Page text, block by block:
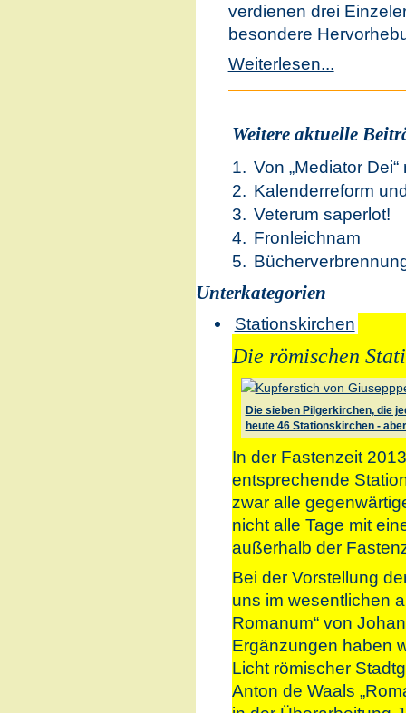
verdienen drei
besondere
Weiterlesen...
Weitere aktuelle
Von „Mediator
Kalenderreform
Veterum saperlot!
Fronleichnam
Unterkategorien
Stationskirchen
Die römischen
Die sieben Pilgerkirchen, die
heute 46 Stationskirchen -
In der Fastenzeit
entsprechende
zwar alle
nicht alle Tage mit
außerhalb der
Bei der Vorstellung
uns im wesentlichen
Romanum“ von
Ergänzungen haben
Licht römischer
Anton de Waals